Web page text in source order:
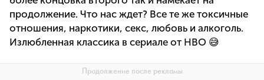
продолжение. Что нас ждет? Все те же токсичные
отношения, наркотики, секс, любовь и алкоголь.
Излюбленная классика в сериале от HBO 😅